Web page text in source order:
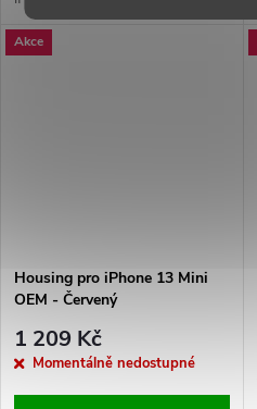
perfektní vzhled a ochranu
vnitřních komponent vašeho
Akce
Housing pro iPhone 13 Mini
OEM - Červený
1 209 Kč
Momentálně nedostupné